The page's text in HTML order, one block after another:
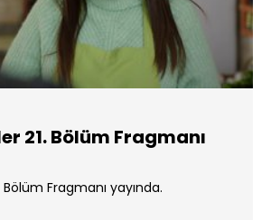
21. Bölüm Fragmanı
Fragmanı yayında.